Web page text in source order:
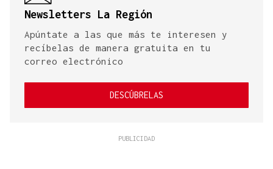
Newsletters La Región
Apúntate a las que más te interesen y
recíbelas de manera gratuita en tu
correo electrónico
DESCÚBRELAS